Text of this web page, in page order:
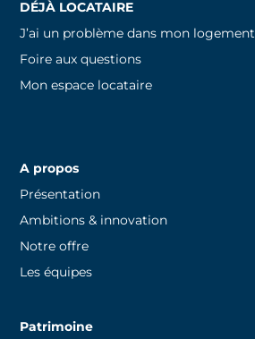
DÉJÀ LOCATAIRE
J’ai un problème dans mon logement
Foire aux questions
Mon espace locataire
A propos
Présentation
Ambitions & innovation
Notre offre
Les équipes
Patrimoine